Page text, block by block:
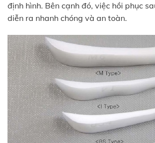
định hình. Bên cạnh đó, việc hồi phục
diễn ra nhanh chóng và an toàn.